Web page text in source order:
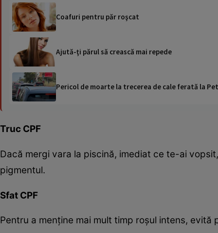
Coafuri pentru păr roşcat
Ajută-ţi părul să crească mai repede
Pericol de moarte la trecerea de cale ferată la
Truc CPF
Dacă mergi vara la piscină, imediat ce te-ai
pigmentul.
Sfat CPF
Pentru a menţine mai mult timp roşul intens,